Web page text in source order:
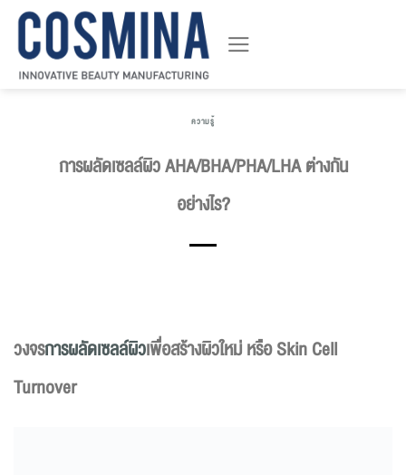
ความรู้
การผลัดเซลล์ผิว AHA/BHA/PHA/LHA ต่างกัน
อย่างไร?
วงจรการผลัดเซลล์ผิวเพื่อสร้างผิวใหม่ หรือ Skin Cell
Turnover